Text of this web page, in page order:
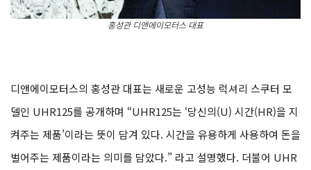
홍성관 디앤에이모터스 대표
디앤에이모터스의 홍성관 대표는 새로운 고성능 럭셔리 스쿠터 모
델인 UHR125를 공개하며 “UHR125는 ‘당신의(U) 시간(HR)을 지
켜주는 제품’이라는 뜻이 담겨 있다. 시간을 유용하게 사용하여 돈을
벌어주는 제품이라는 의미를 담았다.” 라고 설명했다. 더불어 UHR